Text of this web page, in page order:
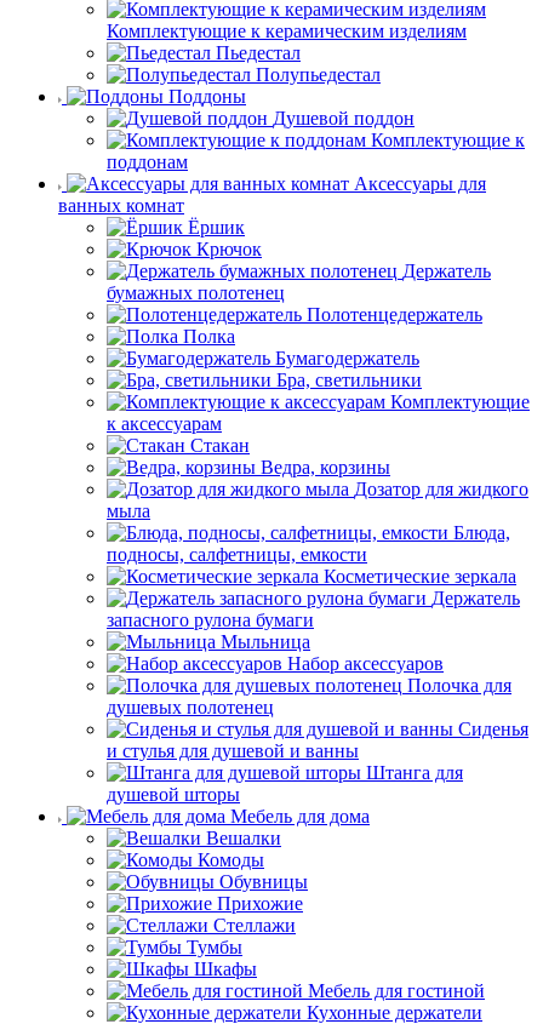
Комплектующие к керамическим изделиям
Пьедестал
Полупьедестал
Поддоны
Душевой поддон
Комплектующие к
поддонам
Аксессуары для
ванных комнат
Ёршик
Крючок
Держатель
бумажных полотенец
Полотенцедержатель
Полка
Бумагодержатель
Бра, светильники
Комплектующие
к аксессуарам
Стакан
Ведра, корзины
Дозатор для жидкого
мыла
Блюда,
подносы, салфетницы, емкости
Косметические зеркала
Держатель
запасного рулона бумаги
Мыльница
Набор аксессуаров
Полочка для
душевых полотенец
Сиденья
и стулья для душевой и ванны
Штанга для
душевой шторы
Мебель для дома
Вешалки
Комоды
Обувницы
Прихожие
Стеллажи
Тумбы
Шкафы
Мебель для гостиной
Кухонные держатели